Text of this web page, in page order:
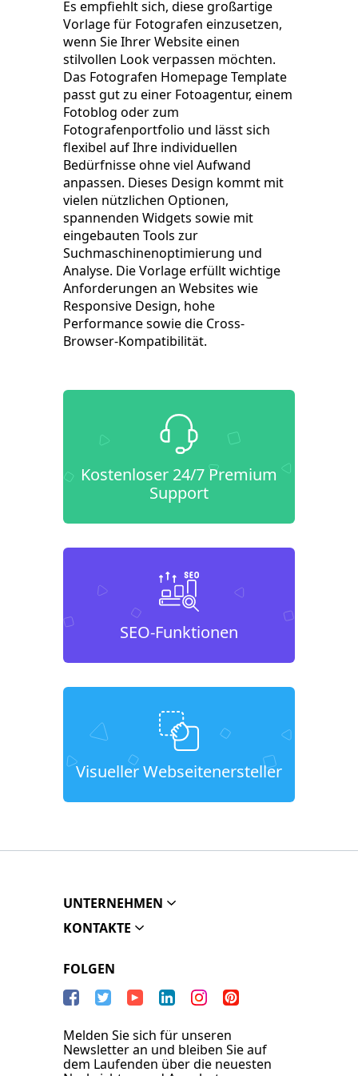
Es empfiehlt sich, diese großartige
Vorlage für Fotografen einzusetzen,
wenn Sie Ihrer Website einen
stilvollen Look verpassen möchten.
Das Fotografen Homepage Template
passt gut zu einer Fotoagentur, einem
Fotoblog oder zum
Fotografenportfolio und lässt sich
flexibel auf Ihre individuellen
Bedürfnisse ohne viel Aufwand
anpassen. Dieses Design kommt mit
vielen nützlichen Optionen,
spannenden Widgets sowie mit
eingebauten Tools zur
Suchmaschinenoptimierung und
Analyse. Die Vorlage erfüllt wichtige
Anforderungen an Websites wie
Responsive Design, hohe
Performance sowie die Cross-
Browser-Kompatibilität.
Kostenloser 24/7 Premium
Support
SEO-Funktionen
Visueller Webseitenersteller
UNTERNEHMEN
KONTAKTE
FOLGEN
Melden Sie sich für unseren
Newsletter an und bleiben Sie auf
dem Laufenden über die neuesten